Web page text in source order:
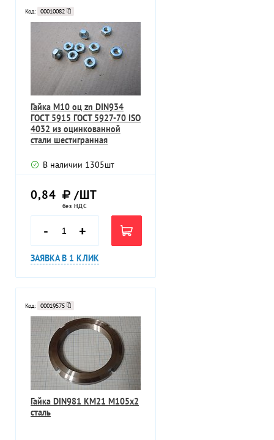
Код: 00010082
Гайка М10 оц zn DIN934
ГОСТ 5915 ГОСТ 5927-70 ISO
4032 из оцинкованной
стали шестигранная
В наличии 1305шт
0,84 /ШТ
без НДС
- +
ЗАЯВКА В 1 КЛИК
Код: 00019575
Гайка DIN981 KM21 M105х2
сталь